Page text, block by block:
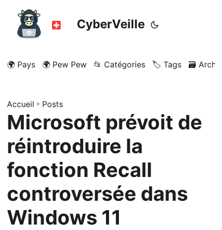
CyberVeille
🌍 Pays 🌍 Pew Pew 📂 Catégories 🏷️ Tags 🗃️
Accueil » Posts
Microsoft prévoit de
réintroduire la
fonction Recall
controversée dans
Windows 11